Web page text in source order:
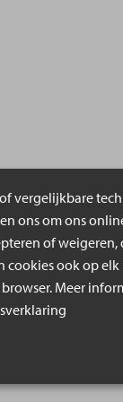
vergelijkbare
ons om ons
of
cookies ook op
Meer